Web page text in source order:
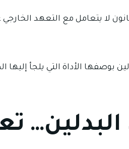
لا يتعامل مع التعهد الخارجي
بوصفها الأداة التي يلجأ